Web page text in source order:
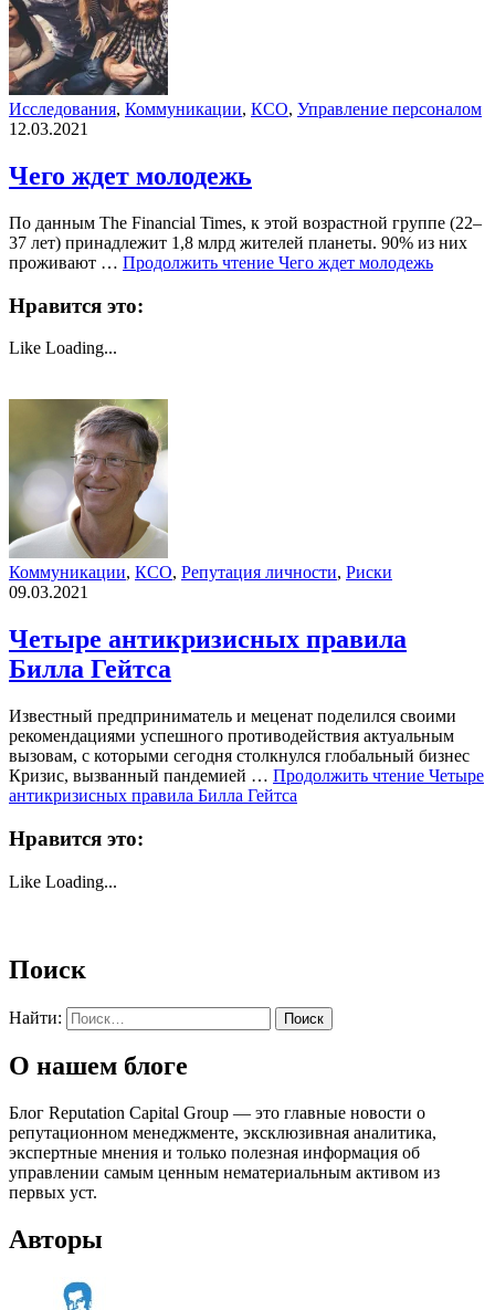
Исследования, Коммуникации, КСО, Управление персоналом
12.03.2021
Чего ждет молодежь
По данным The Financial Times, к этой возрастной группе (22–
37 лет) принадлежит 1,8 млрд жителей планеты. 90% из них
проживают … Продолжить чтение Чего ждет молодежь
Нравится это:
Like Loading...
Коммуникации, КСО, Репутация личности, Риски
09.03.2021
Четыре антикризисных правила
Билла Гейтса
Известный предприниматель и меценат поделился своими
рекомендациями успешного противодействия актуальным
вызовам, с которыми сегодня столкнулся глобальный бизнес
Кризис, вызванный пандемией … Продолжить чтение Четыре
антикризисных правила Билла Гейтса
Нравится это:
Like Loading...
Поиск
Найти:
О нашем блоге
Блог Reputation Capital Group — это главные новости о
репутационном менеджменте, эксклюзивная аналитика,
экспертные мнения и только полезная информация об
управлении самым ценным нематериальным активом из
первых уст.
Авторы